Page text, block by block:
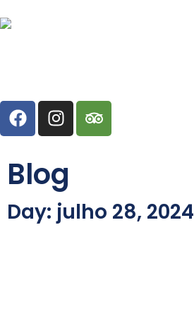
Blog
Day: julho 28, 2024